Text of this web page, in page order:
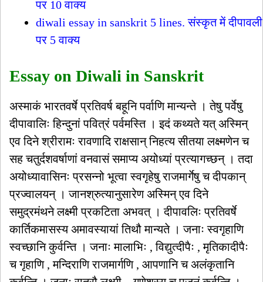
पर 10 वाक्य
diwali essay in sanskrit 5 lines. संस्कृत में दीपावली
पर 5 वाक्य
Essay on Diwali in Sanskrit
अस्माकं भारतवर्षे प्रतिवर्ष बहूनि पर्वाणि मान्यन्ते । तेषु पर्वेषु
दीपावालिः हिन्दुनां पवित्रं पर्वमस्ति । इदं कथ्यते यत् अस्मिन्
एव दिने श्रीरामः रावणादि राक्षसान् निहत्य सीतया लक्ष्मणेन च
सह चतुर्दशवर्षाणां वनवासं समाप्य अयोध्यां प्रत्यागच्छन् । तदा
अयोध्यावासिनः प्रसन्नो भूत्वा स्वगृहेषु राजमार्गेषु च दीपकान्
प्रज्वालयन् । जानश्रुत्यानुसारेण अस्मिन् एव दिने
समुद्रमंथने लक्ष्मी प्रकटिता अभवत् । दीपावलिः प्रतिवर्षे
कार्तिकमासस्य अमावस्यायां तिथौ मान्यते । जनाः स्वगृहाणि
स्वच्छानि कुर्वन्ति । जनाः मालाभिः , विद्युत्दीपैः , मृतिकादीपैः
च गृहाणि , मन्दिराणि राजमार्गणि , आपणानि च अलंकृतानि